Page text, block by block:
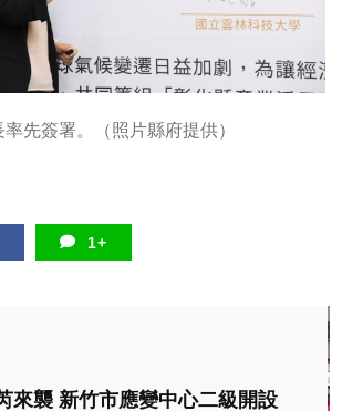
率先簽署。（照片縣府提供）
1+
來襲 新竹市應變中心二級開設